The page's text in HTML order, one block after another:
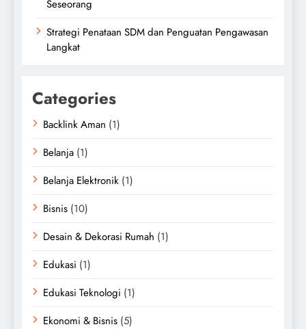
Seseorang
Strategi Penataan SDM dan Penguatan Pengawasan
Langkat
Categories
Backlink Aman (1)
Belanja (1)
Belanja Elektronik (1)
Bisnis (10)
Desain & Dekorasi Rumah (1)
Edukasi (1)
Edukasi Teknologi (1)
Ekonomi & Bisnis (5)